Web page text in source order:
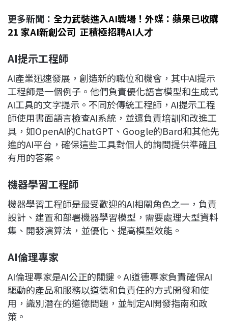
更多新聞： 全力武裝進入AI戰場！外媒：蘋果已收購
21 家AI新創公司 正積極招聘AI人才
AI提示工程師
AI產業迅速發展，創造新的職位和機會，其中AI提示
工程師是一個例子。他們負責優化語言模型和生成式
AI工具的文字提示。不同於傳統工程師，AI提示工程
師使用書面語言檢查AI系統，並還負責培訓和改進工
具，如OpenAI的ChatGPT、Google的Bard和其他先
進的AI平台，確保這些工具對個人的詢問提供準確且
有用的答案。
機器學習工程師
機器學習工程師是最受歡迎的AI相關角色之一，負責
設計、建置和部署機器學習模型，需要處理大型資料
集、開發演算法，並優化、提高模型效能。
AI倫理專家
AI倫理專家是AI公正的關鍵。AI道德專家負責確保AI
驅動的產品和服務以道德和負責任的方式開發和使
用，識別潛在的道德問題，並制定AI開發指南和政
策。